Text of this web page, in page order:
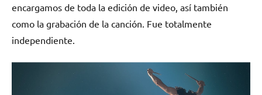
encargamos de toda la edición de video, así también
como la grabación de la canción. Fue totalmente
independiente.